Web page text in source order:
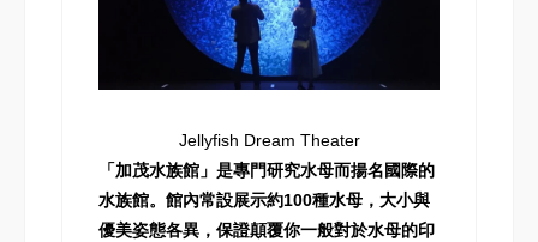
Jellyfish Dream Theater
「加茂水族館」是專門研究水母而揚名國際的
水族館。館內常設展示約100種水母，大小與
優美姿態各異，保證顛覆你一般對於水母的印